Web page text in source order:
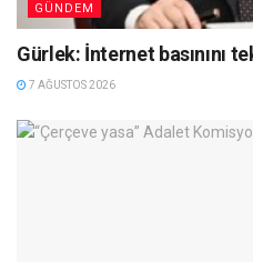
GÜNDEM
Gürlek: İnternet basınını
7 AĞUSTOS 2026